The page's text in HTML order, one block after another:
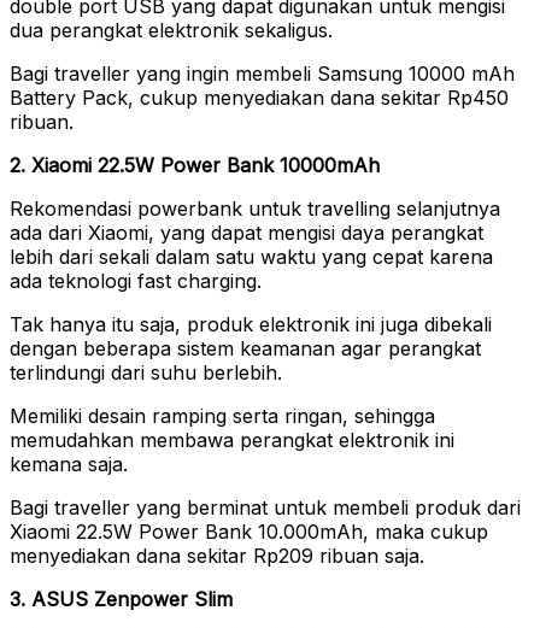
double port USB yang dapat digunakan untuk mengisi
dua perangkat elektronik sekaligus.
Bagi traveller yang ingin membeli Samsung 10000 mAh
Battery Pack, cukup menyediakan dana sekitar Rp450
ribuan.
2. Xiaomi 22.5W Power Bank 10000mAh
Rekomendasi powerbank untuk travelling selanjutnya
ada dari Xiaomi, yang dapat mengisi daya perangkat
lebih dari sekali dalam satu waktu yang cepat karena
ada teknologi fast charging.
Tak hanya itu saja, produk elektronik ini juga dibekali
dengan beberapa sistem keamanan agar perangkat
terlindungi dari suhu berlebih.
Memiliki desain ramping serta ringan, sehingga
memudahkan membawa perangkat elektronik ini
kemana saja.
Bagi traveller yang berminat untuk membeli produk dari
Xiaomi 22.5W Power Bank 10.000mAh, maka cukup
menyediakan dana sekitar Rp209 ribuan saja.
3. ASUS Zenpower Slim